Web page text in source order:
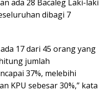
ada 28 Bacaleg Laki-laki
dibagi 7
17 dari 45 orang yang
jumlah
37%, melebihi
KPU sebesar 30%,” kata